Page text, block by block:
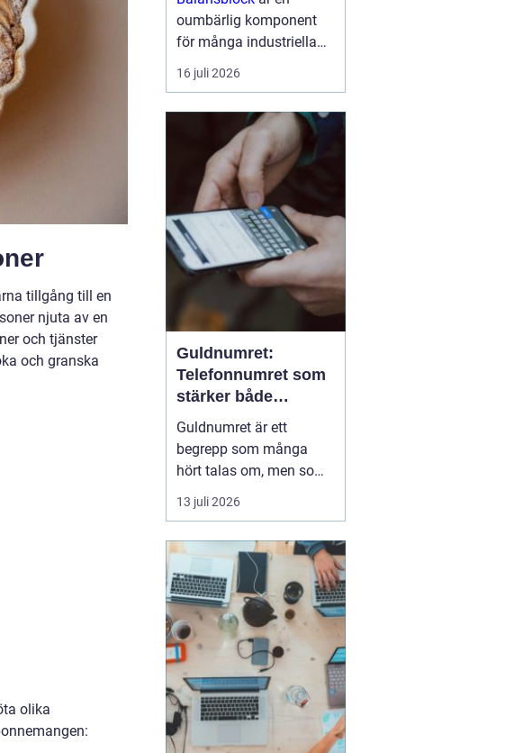
tillgång till en
njuta av en
och tjänster
och granska
olika
oumbärlig komponent
för många industriella
och hantverksrelaterade
miljöer. De hjälper till att
16 juli 2026
Guldnumret:
Telefonnumret som
stärker både
varumärke och
vardag
Guldnumret är ett
begrepp som många
hört talas om, men som
färre har funderat
igenom strategiskt. Med
och ofta symmetriskt
telefonnummer kan
både företag och
privatpersoner göra
kommuni...
13 juli 2026